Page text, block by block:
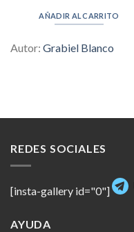
was:
$97.00.
is:
$4.00.
AÑADIR AL CARRITO
Autor: Grabiel Blanco
REDES SOCIALES
[insta-gallery id="0"]
AYUDA